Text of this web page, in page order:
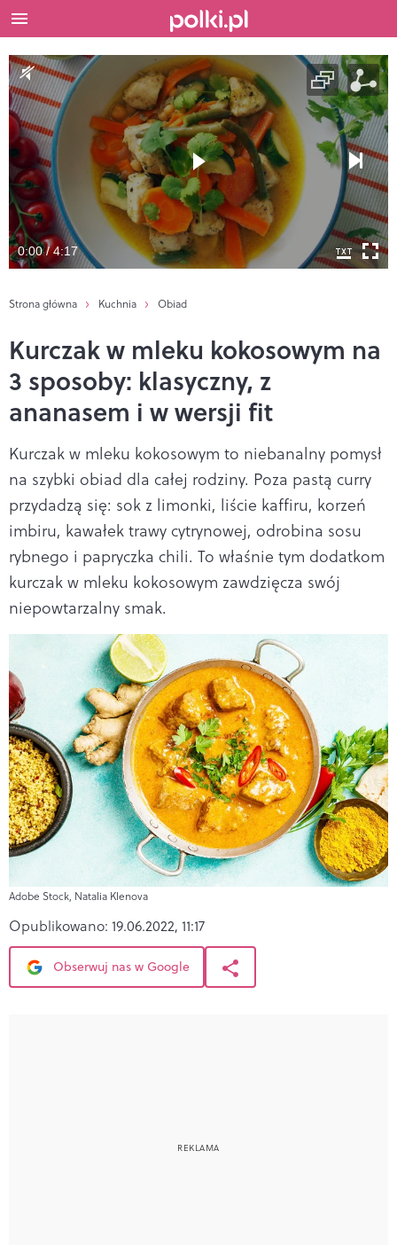
0:00 / 4:17
Strona główna Kuchnia Obiad
Kurczak w mleku kokosowym na
3 sposoby: klasyczny, z
ananasem i w wersji fit
Kurczak w mleku kokosowym to niebanalny pomysł
na szybki obiad dla całej rodziny. Poza pastą curry
przydadzą się: sok z limonki, liście kaffiru, korzeń
imbiru, kawałek trawy cytrynowej, odrobina sosu
rybnego i papryczka chili. To właśnie tym dodatkom
kurczak w mleku kokosowym zawdzięcza swój
niepowtarzalny smak.
Adobe Stock, Natalia Klenova
Opublikowano: 19.06.2022, 11:17
Obserwuj nas w Google